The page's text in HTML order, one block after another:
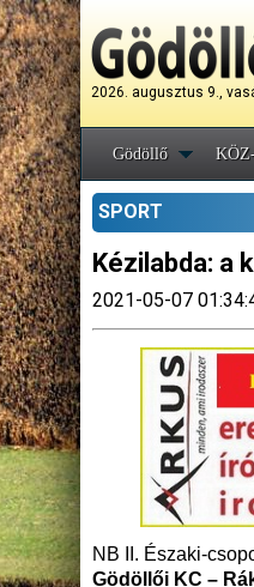
2026. augusztus 9.,
Gödöllő
SPORT
Kézilabda: a
2021-05-07
NB II. Északi-
Gödöllői KC –